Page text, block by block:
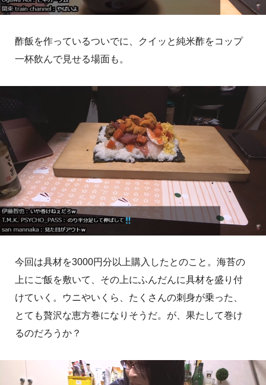
酢飯を作っているついでに、クイッと純米酢をコップ
一杯飲んで見せる場面も。
今回は具材を3000円分以上購入したとのこと。海苔の
上にご飯を敷いて、その上にふんだんに具材を盛り付
けていく。ウニやいくら、たくさんの刺身が乗った、
とても贅沢な恵方巻になりそうだ。が、果たして巻け
るのだろうか？